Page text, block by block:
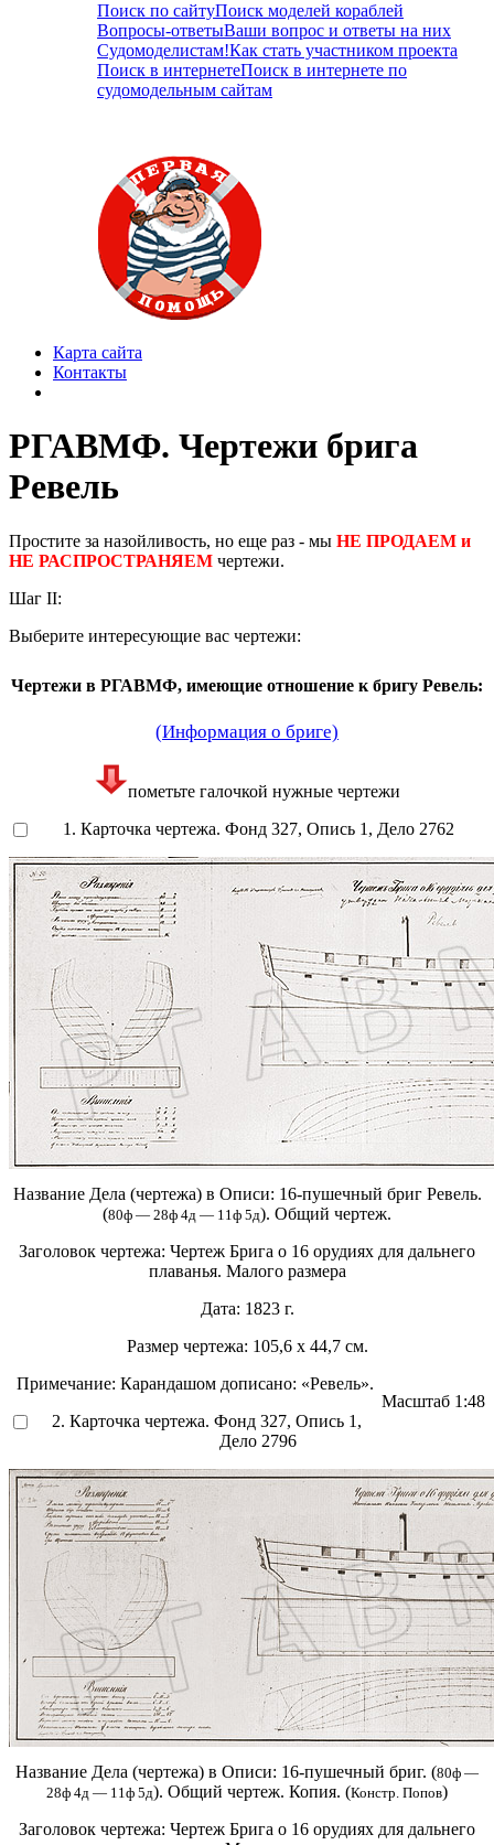
Поиск по сайтуПоиск моделей кораблей
Вопросы-ответыВаши вопрос и ответы на них
Судомоделистам!Как стать участником проекта
Поиск в интернетеПоиск в интернете по
судомодельным сайтам
Карта сайта
Контакты
РГАВМФ. Чертежи брига
Ревель
Простите за назойливость, но еще раз - мы НЕ ПРОДАЕМ и
НЕ РАСПРОСТРАНЯЕМ чертежи.
Шаг II:
Выберите интересующие вас чертежи:
Чертежи в РГАВМФ, имеющие отношение к бригу Ревель:
(Информация о бриге)
пометьте галочкой нужные чертежи
1. Карточка чертежа. Фонд 327, Опись 1, Дело 2762
Название Дела (чертежа) в Описи: 16-пушечный бриг Ревель.
(80ф — 28ф 4д — 11ф 5д). Общий чертеж.
Заголовок чертежа: Чертеж Брига о 16 орудиях для дальнего
плаванья. Малого размера
Дата: 1823 г.
Размер чертежа: 105,6 х 44,7 см.
Масштаб 1:48
Примечание: Карандашом дописано: «Ревель».
2. Карточка чертежа. Фонд 327, Опись 1,
Дело 2796
Название Дела (чертежа) в Описи: 16-пушечный бриг. (80ф —
28ф 4д — 11ф 5д). Общий чертеж. Копия. (Констр. Попов)
Заголовок чертежа: Чертеж Брига о 16 орудиях для дальнего